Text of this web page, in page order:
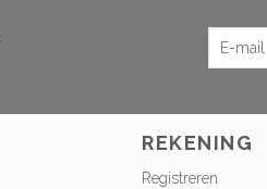
REKENING
Registreren